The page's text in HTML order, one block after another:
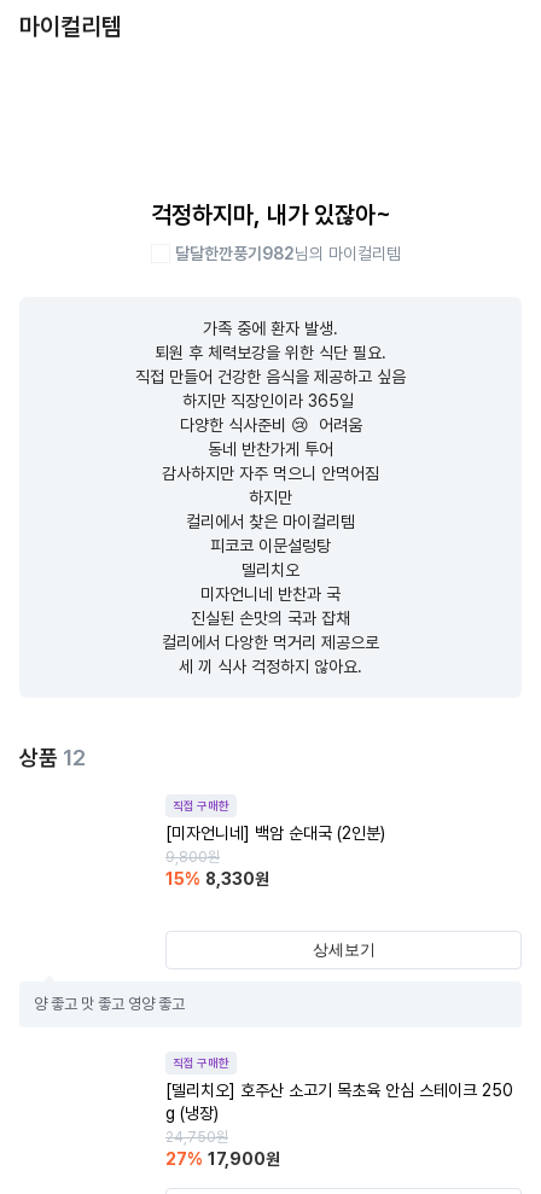
마이컬리템
걱정하지마, 내가 있잖아~
달달한깐풍기982님의 마이컬리템
가족 중에 환자 발생.
퇴원 후 체력보강을 위한 식단 필요.
직접 만들어 건강한 음식을 제공하고 싶음
하지만 직장인이라 365일
다양한 식사준비 😢  어려움
동네 반찬가게 투어
감사하지만 자주 먹으니 안먹어짐
하지만
컬리에서 찾은 마이컬리템
피코코 이문설렁탕
델리치오
미자언니네 반찬과 국
진실된 손맛의 국과 잡채
컬리에서 다앙한 먹거리 제공으로
세 끼 식사 걱정하지 않아요.
상품 12
직접 구매한
[미자언니네] 백암 순대국 (2인분)
9,800원
15% 8,330원
상세보기
양 좋고 맛 좋고 영양 좋고
직접 구매한
[델리치오] 호주산 소고기 목초육 안심 스테이크 250
g (냉장)
24,750원
27% 17,900원